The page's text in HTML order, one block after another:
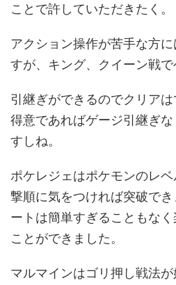
ことで許していただきたく。
アクション操作が苦手な方
すが、キング、クイーン戦
引継ぎができるのでクリアは
得意であればゲージ引継ぎ
すしね。
ポケレジェはポケモンのレ
撃順に気をつければ突破で
ートは簡単すぎることもな
ことができました。
マルマインはゴリ押し戦法